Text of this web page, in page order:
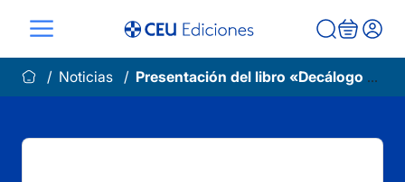
contenido
Noticias
Presentación del libro «Decálogo ético para la humanización y el uso de tecnologías en salud»